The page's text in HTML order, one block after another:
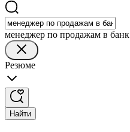
менеджер по продажам в банк
Резюме
Найти